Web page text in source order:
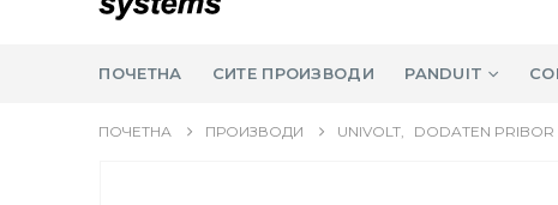
ПОЧЕТНА СИТЕ ПРОИЗВОДИ PANDUIT
ПОЧЕТНА ПРОИЗВОДИ UNIVOLT, DODATEN PRIBOR